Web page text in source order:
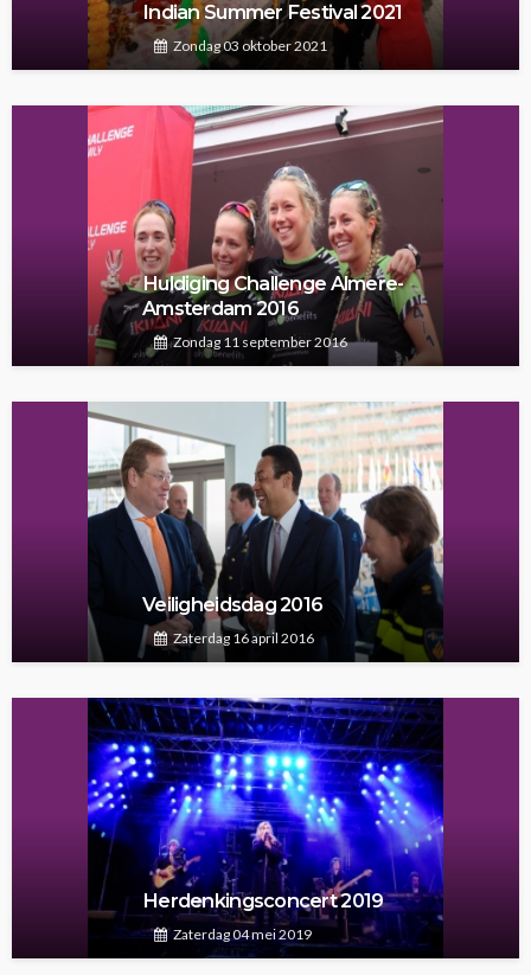
Indian Summer Festival 2021
Zondag 03 oktober 2021
Huldiging Challenge Almere-
Amsterdam 2016
Zondag 11 september 2016
Veiligheidsdag 2016
Zaterdag 16 april 2016
Herdenkingsconcert 2019
Zaterdag 04 mei 2019